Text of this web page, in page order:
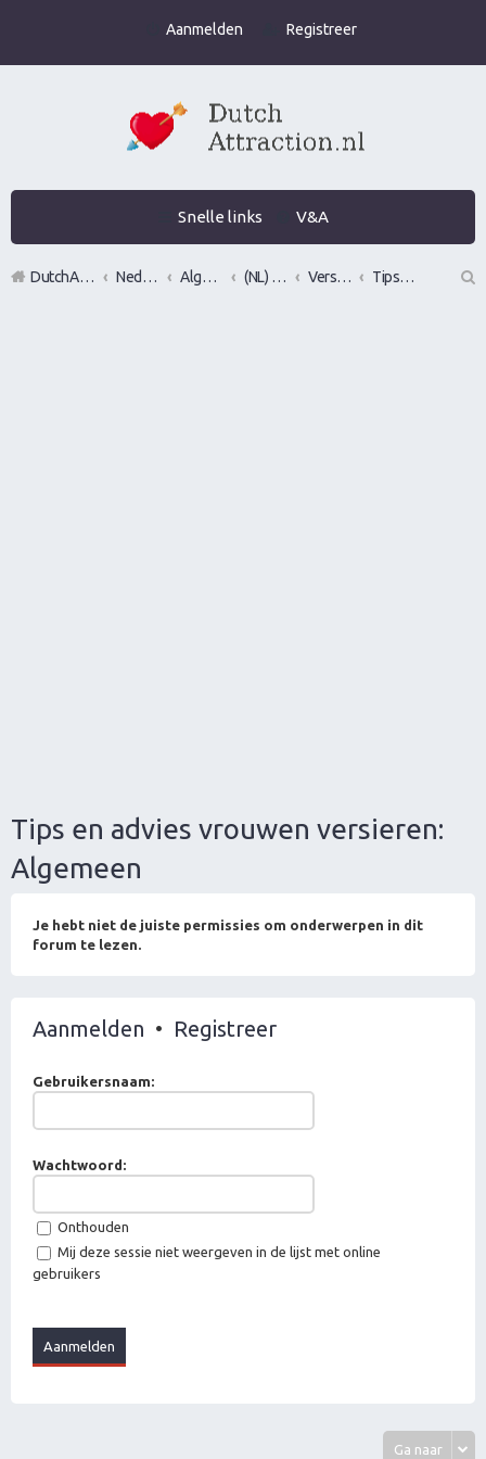
Aanmelden Registreer
Snelle links V&A
DutchAttraction.nl Nederlands grootste Dutch Attraction, Lifestyle, Vrouwen versieren en Pick-Up (PUA) Forum Algemeen (NL) General Seduction/Attraction talk Versiertips over vrouwen versieren, flirten en verleiden
Tips en advies vrouwen versieren: Algemeen
Tips en advies vrouwen versieren:
Algemeen
Je hebt niet de juiste permissies om onderwerpen in dit
forum te lezen.
Aanmelden • Registreer
Gebruikersnaam:
Wachtwoord:
Onthouden
Mij deze sessie niet weergeven in de lijst met online
gebruikers
Ga naar